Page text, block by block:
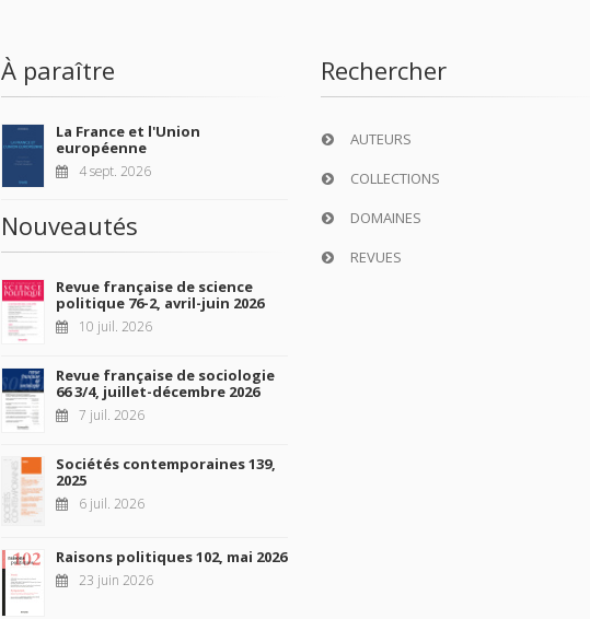
À paraître
La France et l'Union
européenne
4 sept. 2026
Nouveautés
Revue française de science
politique 76-2, avril-juin 2026
10 juil. 2026
Revue française de sociologie
66 3/4, juillet-décembre 2026
7 juil. 2026
Sociétés contemporaines 139,
2025
6 juil. 2026
Raisons politiques 102, mai 2026
23 juin 2026
Rechercher
AUTEURS
COLLECTIONS
DOMAINES
REVUES